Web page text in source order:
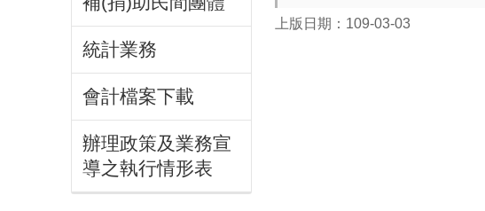
統計業務
會計檔案下載
辦理政策及業務宣
導之執行情形表
上版日期：109-03-03